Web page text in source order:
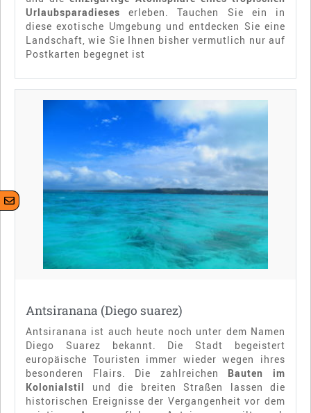
Urlaubsparadieses erleben. Tauchen Sie ein in
diese exotische Umgebung und entdecken Sie eine
Landschaft, wie Sie Ihnen bisher vermutlich nur auf
Postkarten begegnet ist
Antsiranana (Diego suarez)
Antsiranana ist auch heute noch unter dem Namen
Diego Suarez bekannt. Die Stadt begeistert
europäische Touristen immer wieder wegen ihres
besonderen Flairs. Die zahlreichen Bauten im
Kolonialstil und die breiten Straßen lassen die
historischen Ereignisse der Vergangenheit vor dem